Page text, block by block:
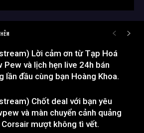
Lời cảm ơn từ Tạp Hoá
Pew và lịch hẹn live 24h bán
lần đầu cùng bạn Hoàng Khoa.
Chốt deal với bạn yêu
và màn chuyển cảnh quảng
Corsair mượt không tì vết.